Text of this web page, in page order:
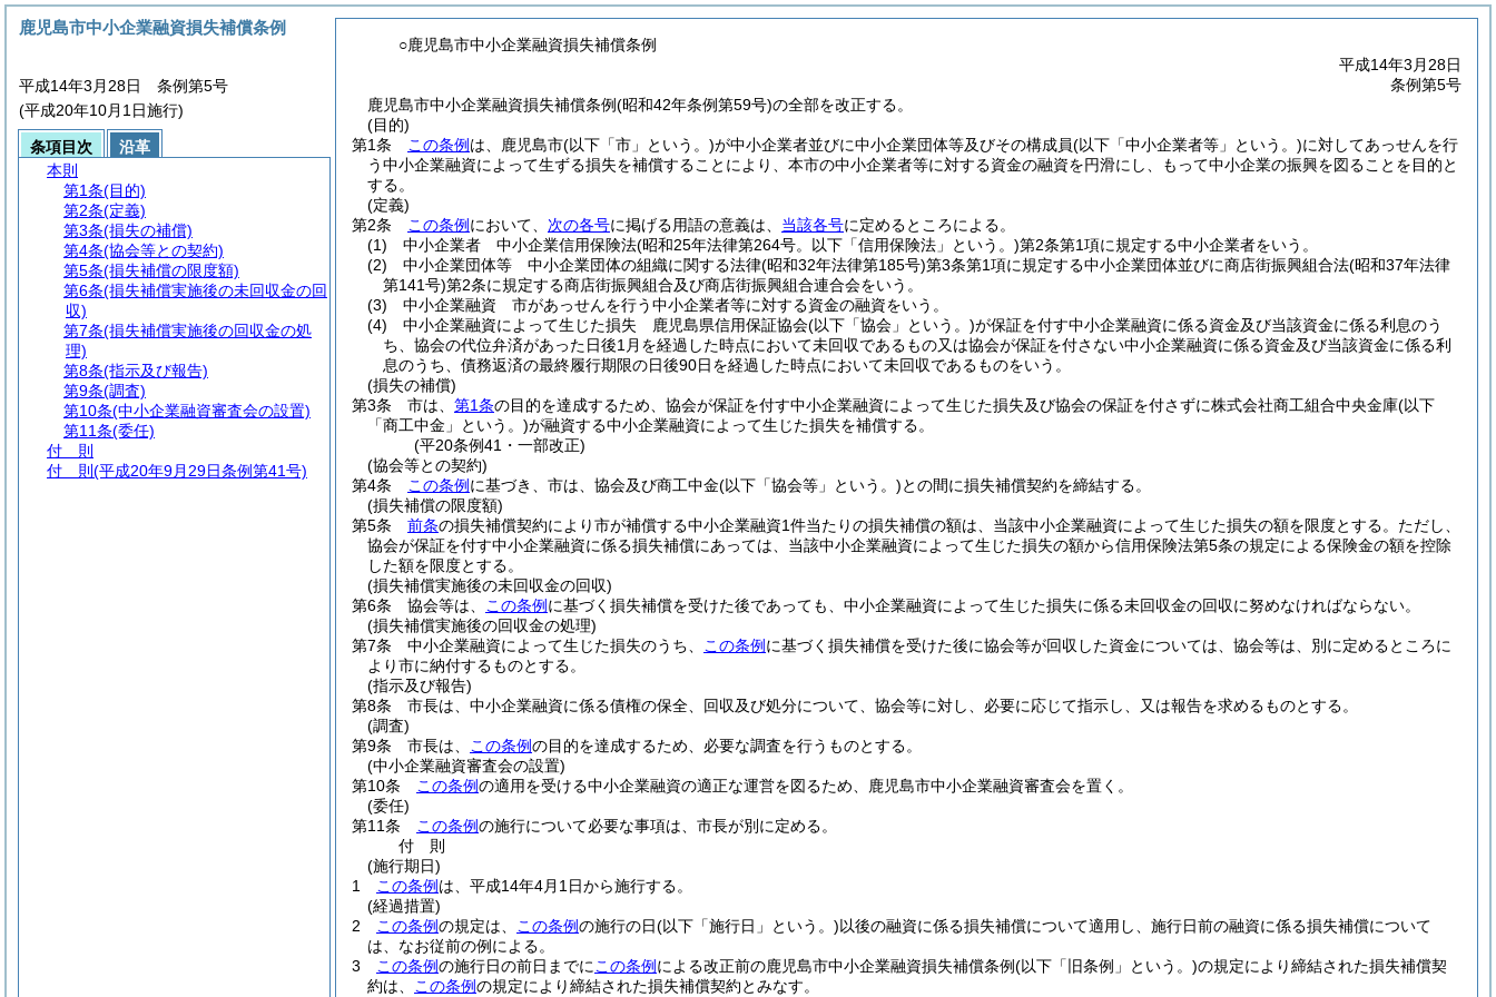
○鹿児島市中小企業融資損失補償条例
平成14年3月28日
条例第5号
鹿児島市中小企業融資損失補償条例(昭和42年条例第59号)の全部を改正する。
(目的)
第1条
この条例 は、鹿児島市(以下「市」という。)が中小企業者並びに中小企業団体等及びその構成員(以下「中小企業者等」という。)に対してあっせんを行
う中小企業融資によって生ずる損失を補償することにより、本市の中小企業者等に対する資金の融資を円滑にし、もって中小企業の振興を図ることを目的と
する。
(定義)
第2条
この条例 において、 次の各号に掲げる用語の意義は、 当該各号に定めるところによる。
(1)
中小企業者 中小企業信用保険法(昭和25年法律第264号。以下「信用保険法」という。)第2条第1項に規定する中小企業者をいう。
(2)
中小企業団体等 中小企業団体の組織に関する法律(昭和32年法律第185号)第3条第1項に規定する中小企業団体並びに商店街振興組合法(昭和37年法律
第141号)第2条に規定する商店街振興組合及び商店街振興組合連合会をいう。
(3)
中小企業融資 市があっせんを行う中小企業者等に対する資金の融資をいう。
(4)
中小企業融資によって生じた損失 鹿児島県信用保証協会(以下「協会」という。)が保証を付す中小企業融資に係る資金及び当該資金に係る利息のう
ち、協会の代位弁済があった日後1月を経過した時点において未回収であるもの又は協会が保証を付さない中小企業融資に係る資金及び当該資金に係る利
息のうち、債務返済の最終履行期限の日後90日を経過した時点において未回収であるものをいう。
(損失の補償)
第3条
市は、 第1条の目的を達成するため、協会が保証を付す中小企業融資によって生じた損失及び協会の保証を付さずに株式会社商工組合中央金庫(以下
「商工中金」という。)が融資する中小企業融資によって生じた損失を補償する。
(平20条例41・一部改正)
(協会等との契約)
第4条
この条例 に基づき、市は、協会及び商工中金(以下「協会等」という。)との間に損失補償契約を締結する。
(損失補償の限度額)
第5条
前条の損失補償契約により市が補償する中小企業融資1件当たりの損失補償の額は、当該中小企業融資によって生じた損失の額を限度とする。 ただし、
協会が保証を付す中小企業融資に係る損失補償にあっては、当該中小企業融資によって生じた損失の額から信用保険法第5条の規定による保険金の額を控除
した額を限度とする。
(損失補償実施後の未回収金の回収)
第6条
協会等は、 この条例 に基づく損失補償を受けた後であっても、中小企業融資によって生じた損失に係る未回収金の回収に努めなければならない。
(損失補償実施後の回収金の処理)
第7条
中小企業融資によって生じた損失のうち、 この条例 に基づく損失補償を受けた後に協会等が回収した資金については、協会等は、別に定めるところに
より市に納付するものとする。
(指示及び報告)
第8条
市長は、中小企業融資に係る債権の保全、回収及び処分について、協会等に対し、必要に応じて指示し、又は報告を求めるものとする。
(調査)
第9条
市長は、 この条例の目的を達成するため、必要な調査を行うものとする。
(中小企業融資審査会の設置)
第10条
この条例の適用を受ける中小企業融資の適正な運営を図るため、鹿児島市中小企業融資審査会を置く。
(委任)
第11条
この条例の施行について必要な事項は、市長が別に定める。
付 則
(施行期日)
1
この条例 は、平成14年4月1日から施行する。
(経過措置)
2
この条例の規定は、 この条例の施行の日(以下「施行日」という。)以後の融資に係る損失補償について適用し、施行日前の融資に係る損失補償について
は、なお従前の例による。
3
この条例の施行日の前日までに この条例 による改正前の鹿児島市中小企業融資損失補償条例(以下「旧条例」という。)の規定により締結された損失補償契
約は、
この条例の規定により締結された損失補償契約とみなす。
鹿児島市中小企業融資損失補償条例
平成14年3月28日 条例第5号
(平成20年10月1日施行)
条項目次
沿革
本則
第1条(目的)
第2条(定義)
第3条(損失の補償)
第4条(協会等との契約)
第5条(損失補償の限度額)
第6条(損失補償実施後の未回収金の回
収)
第7条(損失補償実施後の回収金の処
理)
第8条(指示及び報告)
第9条(調査)
第10条(中小企業融資審査会の設置)
第11条(委任)
付 則
付 則 (平成20年9月29日条例第41号)